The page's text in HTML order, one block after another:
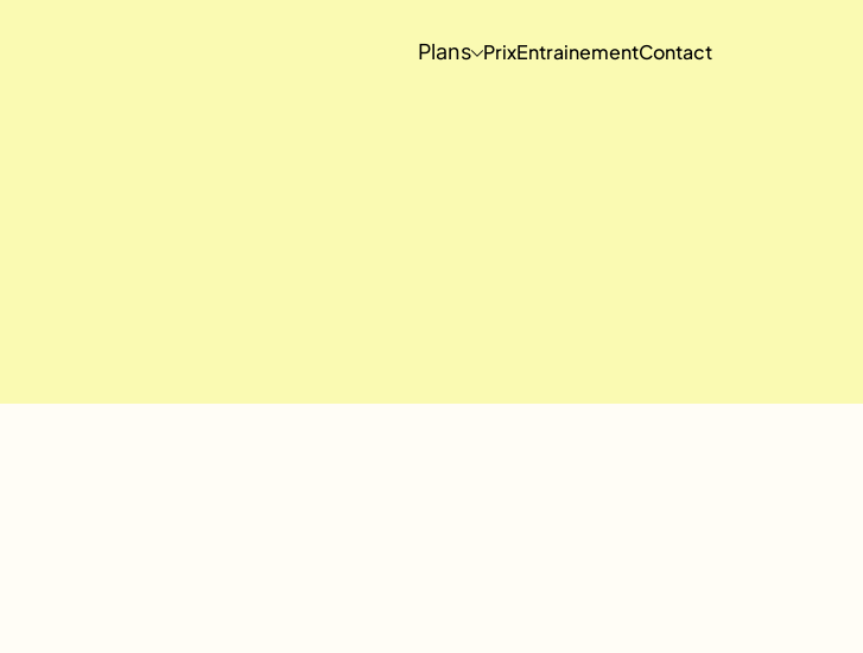
Plans PrixEntrainementContact